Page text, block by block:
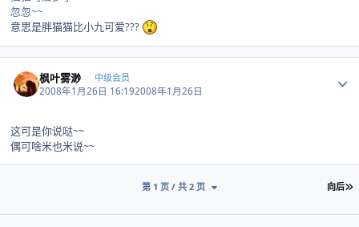
忽忽~~
意思是胖猫猫比小九可爱???
枫叶雾渺 中级会员
2008年1月26日 16:192008年1月26日
这可是你说哒~~
偶可啥米也米说~~
向后
第 1 页 / 共 2 页